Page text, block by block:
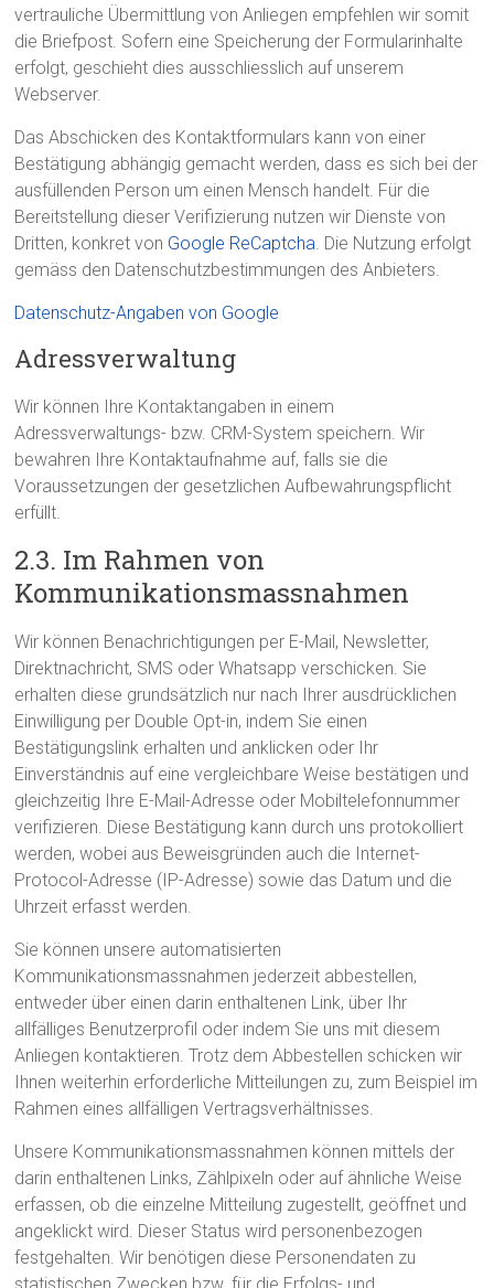
vertrauliche Übermittlung von Anliegen empfehlen wir somit
die Briefpost. Sofern eine Speicherung der Formularinhalte
erfolgt, geschieht dies ausschliesslich auf unserem
Webserver.
Das Abschicken des Kontaktformulars kann von einer
Bestätigung abhängig gemacht werden, dass es sich bei der
ausfüllenden Person um einen Mensch handelt. Für die
Bereitstellung dieser Verifizierung nutzen wir Dienste von
Dritten, konkret von Google ReCaptcha. Die Nutzung erfolgt
gemäss den Datenschutzbestimmungen des Anbieters.
Datenschutz-Angaben von Google
Adressverwaltung
Wir können Ihre Kontaktangaben in einem
Adressverwaltungs- bzw. CRM-System speichern. Wir
bewahren Ihre Kontaktaufnahme auf, falls sie die
Voraussetzungen der gesetzlichen Aufbewahrungspflicht
erfüllt.
2.3. Im Rahmen von
Kommunikationsmassnahmen
Wir können Benachrichtigungen per E-Mail, Newsletter,
Direktnachricht, SMS oder Whatsapp verschicken. Sie
erhalten diese grundsätzlich nur nach Ihrer ausdrücklichen
Einwilligung per Double Opt-in, indem Sie einen
Bestätigungslink erhalten und anklicken oder Ihr
Einverständnis auf eine vergleichbare Weise bestätigen und
gleichzeitig Ihre E-Mail-Adresse oder Mobiltelefonnummer
verifizieren. Diese Bestätigung kann durch uns protokolliert
werden, wobei aus Beweisgründen auch die Internet-
Protocol-Adresse (IP-Adresse) sowie das Datum und die
Uhrzeit erfasst werden.
Sie können unsere automatisierten
Kommunikationsmassnahmen jederzeit abbestellen,
entweder über einen darin enthaltenen Link, über Ihr
allfälliges Benutzerprofil oder indem Sie uns mit diesem
Anliegen kontaktieren. Trotz dem Abbestellen schicken wir
Ihnen weiterhin erforderliche Mitteilungen zu, zum Beispiel im
Rahmen eines allfälligen Vertragsverhältnisses.
Unsere Kommunikationsmassnahmen können mittels der
darin enthaltenen Links, Zählpixeln oder auf ähnliche Weise
erfassen, ob die einzelne Mitteilung zugestellt, geöffnet und
angeklickt wird. Dieser Status wird personenbezogen
festgehalten. Wir benötigen diese Personendaten zu